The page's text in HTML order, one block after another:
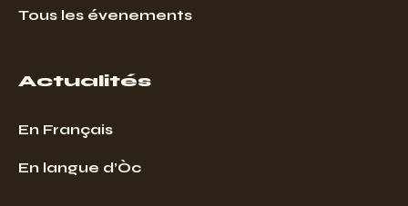
Tous les évenements
Actualités
En Français
En langue d’Òc